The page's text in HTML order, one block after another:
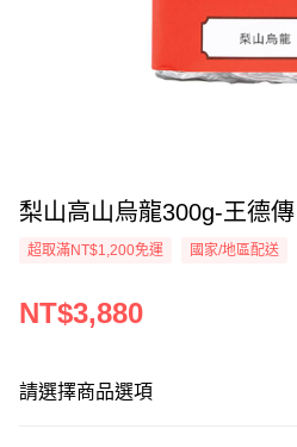
梨山高山烏龍300g-王德傳
超取滿NT$1,200免運 國家/地區配送
NT$3,880
請選擇商品選項